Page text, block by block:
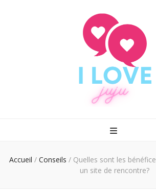
I love juju
Accueil / Conseils / Quelles sont les
un site de rencontre?